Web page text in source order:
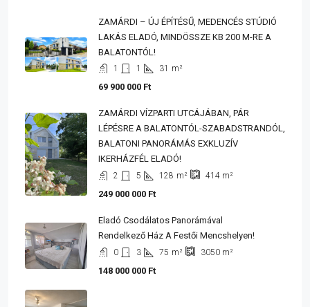
ZAMÁRDI – ÚJ ÉPÍTÉSŰ, MEDENCÉS STÚDIÓ
LAKÁS ELADÓ, MINDÖSSZE KB 200 M-RE A
BALATONTÓL!
1 1 31 m²
69 900 000 Ft
ZAMÁRDI VÍZPARTI UTCÁJÁBAN, PÁR
LÉPÉSRE A BALATONTÓL-SZABADSTRANDÓL,
BALATONI PANORÁMÁS EXKLUZÍV
IKERHÁZFÉL ELADÓ!
2 5 128 m² 414 m²
249 000 000 Ft
Eladó Csodálatos Panorámával
Rendelkező Ház A Festői Mencshelyen!
0 3 75 m² 3050 m²
148 000 000 Ft